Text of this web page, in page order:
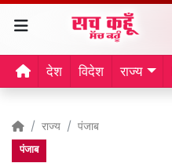
देश विदेश राज्य
राज्य पंजाब
पंजाब